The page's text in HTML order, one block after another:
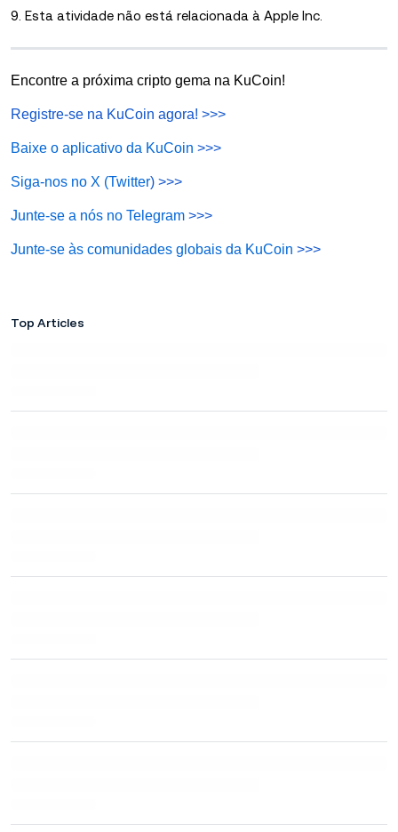
9. Esta atividade não está relacionada à Apple Inc.
Encontre a próxima cripto gema na KuCoin!
Registre-se na KuCoin agora! >>>
Baixe o aplicativo da KuCoin >>>
Siga-nos no X (Twitter) >>>
Junte-se a nós no Telegram >>>
Junte-se às comunidades globais da KuCoin >>>
Top Articles